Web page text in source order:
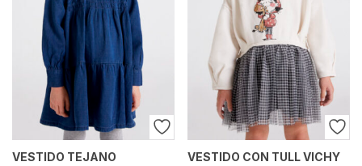
VESTIDO TEJANO
VESTIDO CON TULL VICHY